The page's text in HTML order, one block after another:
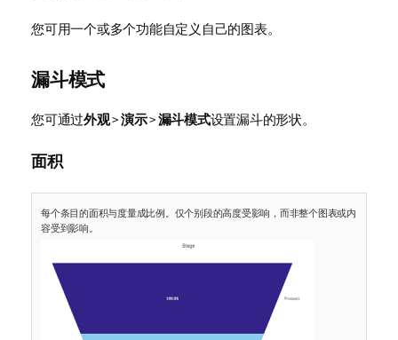
您可用一个或多个功能自定义自己的图表。
漏斗模式
您可通过外观>演示>漏斗模式设置漏斗的形状。
面积
每个条目的面积与度量成比例。仅个别段的高度受影响，而非整个图表或内
容受到影响。